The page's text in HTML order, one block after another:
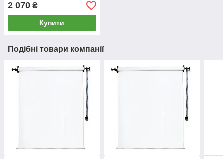
фотостудії) один гак
2 070 ₴
Купити
Подібні товари компанії